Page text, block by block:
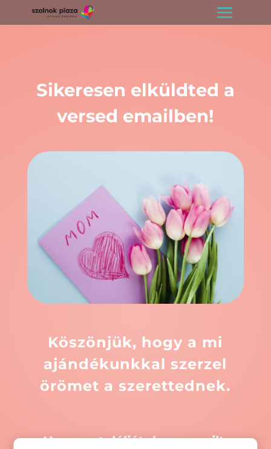
Sikeresen elküldted a
versed emailben!
Köszönjük, hogy a mi
ajándékunkkal szerzel
örömet a szerettednek.
Ha nem találjátok az emailt,